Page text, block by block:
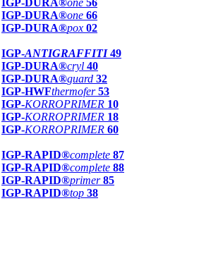
IGP-DURA®one 56
IGP-DURA®one 66
IGP-DURA®pox 02
IGP-ANTIGRAFFITI49
IGP-DURA®cryl 40
IGP-DURA®guard 32
IGP-HWFthermofer 53
IGP-KORROPRIMER 10
IGP-KORROPRIMER 18
IGP-KORROPRIMER 60
IGP-RAPID®complete 87
IGP-RAPID®complete 88
IGP-RAPID®primer 85
IGP-RAPID®top 38